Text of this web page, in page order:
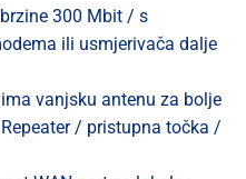
300 Mbit / s
ili usmjerivača dalje
vanjsku antenu za bolje
/ pristupna točka /